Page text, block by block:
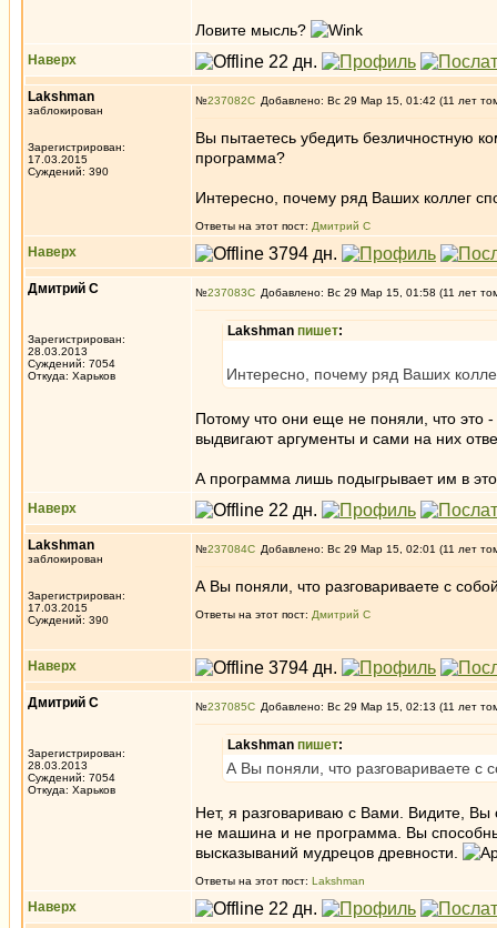
Ловите мысль?
Наверх
Lakshman
заблокирован
Зарегистрирован:
17.03.2015
Суждений: 390
№237082 Добавлено: Вс 29 Мар 15, 01:42 (11 лет
Вы пытаетесь убедить безличностную
программа?
Интересно, почему ряд Ваших коллег
Ответы на этот пост: Дмитрий С
Наверх
Дмитрий С
Зарегистрирован:
28.03.2013
Суждений: 7054
Откуда: Харьков
№237083 Добавлено: Вс 29 Мар 15, 01:58 (11 лет
Lakshman пишет:
Интересно, почему ряд Ваших
Потому что они еще не поняли, что
выдвигают аргументы и сами на них
А программа лишь подыгрывает им в
Наверх
Lakshman
заблокирован
Зарегистрирован:
17.03.2015
Суждений: 390
№237084 Добавлено: Вс 29 Мар 15, 02:01 (11 лет
А Вы поняли, что разговариваете с
Ответы на этот пост: Дмитрий С
Наверх
Дмитрий С
Зарегистрирован:
28.03.2013
Суждений: 7054
Откуда: Харьков
№237085 Добавлено: Вс 29 Мар 15, 02:13 (11 лет
Lakshman пишет:
А Вы поняли, что разговариваете с
Нет, я разговариваю с Вами. Видите,
не машина и не программа. Вы
высказываний мудрецов древности.
Ответы на этот пост: Lakshman
Наверх